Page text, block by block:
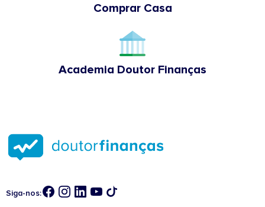
Comprar Casa
Academia Doutor Finanças
Siga-nos: